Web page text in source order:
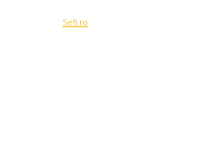
Sefi.ro